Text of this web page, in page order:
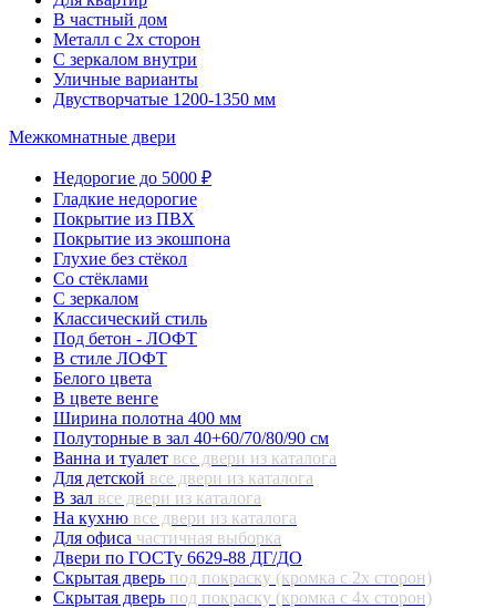
В частный дом
Металл с 2х сторон
С зеркалом внутри
Уличные варианты
Двустворчатые 1200-1350 мм
Межкомнатные двери
Недорогие до 5000 ₽
Гладкие недорогие
Покрытие из ПВХ
Покрытие из экошпона
Глухие без стёкол
Со стёклами
С зеркалом
Классический стиль
Под бетон - ЛОФТ
В стиле ЛОФТ
Белого цвета
В цвете венге
Ширина полотна 400 мм
Полуторные в зал 40+60/70/80/90 см
Ванна и туалет все двери из каталога
Для детской все двери из каталога
В зал все двери из каталога
На кухню все двери из каталога
Для офиса частичная выборка
Двери по ГОСТу 6629-88 ДГ/ДО
Скрытая дверь под покраску (кромка с 2х сторон)
Скрытая дверь под покраску (кромка с 4х сторон)